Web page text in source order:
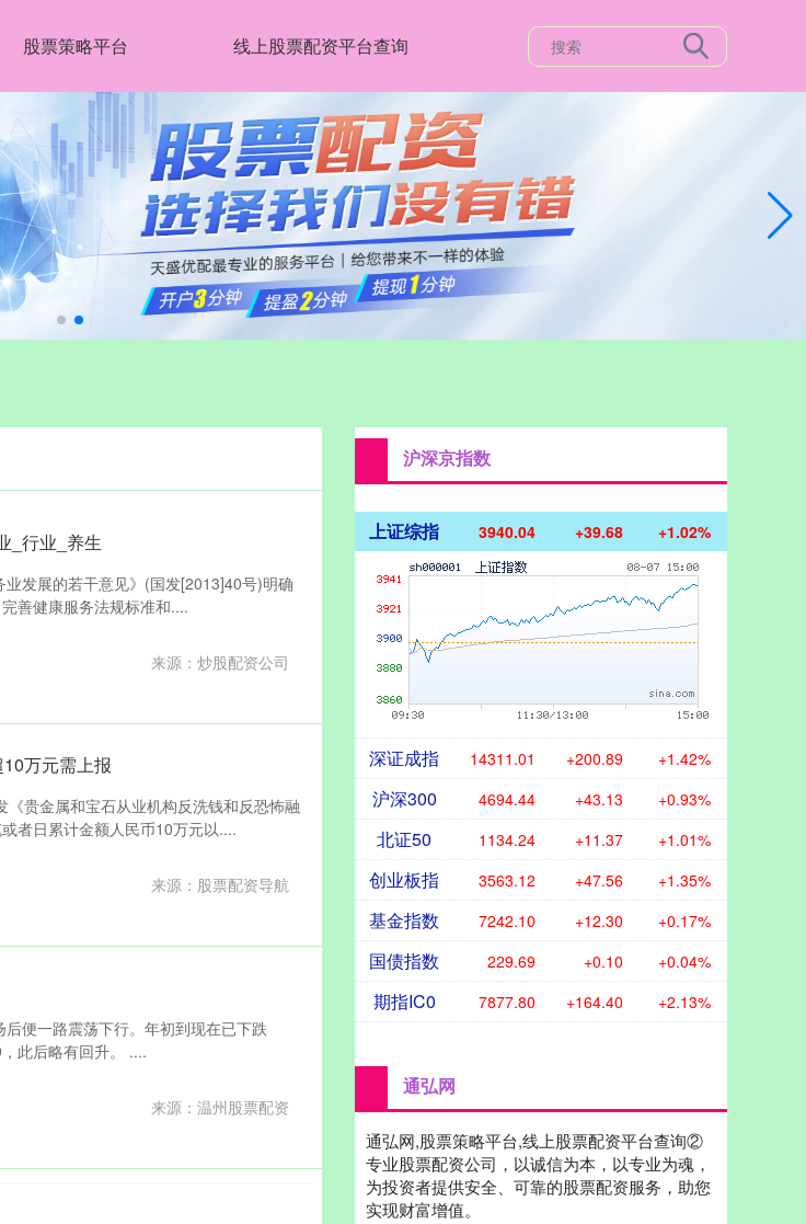
股票策略平台 线上股票配资平台查询
_行业_养生
发展的若干意见》(国发[2013]40号)明确
善健康服务法规标准和....
来源：炒股配资公司
万元需上报
贵金属和宝石从业机构反洗钱和反恐怖融
者日累计金额人民币10万元以....
来源：股票配资导航
便一路震荡下行。年初到现在已下跌
此后略有回升。 ....
来源：温州股票配资
沪深京指数
上证综指 3940.04 +39.68 +1.02%
深证成指 14311.01 +200.89 +1.42%
沪深300 4694.44 +43.13 +0.93%
北证50 1134.24 +11.37 +1.01%
创业板指 3563.12 +47.56 +1.35%
基金指数 7242.10 +12.30 +0.17%
国债指数 229.69 +0.10 +0.04%
期指IC0 7877.80 +164.40 +2.13%
通弘网
通弘网,股票策略平台,线上股票配资平台查询②
专业股票配资公司，以诚信为本，以专业为魂，
为投资者提供安全、可靠的股票配资服务，助您
实现财富增值。